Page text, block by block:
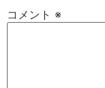
コメント ※